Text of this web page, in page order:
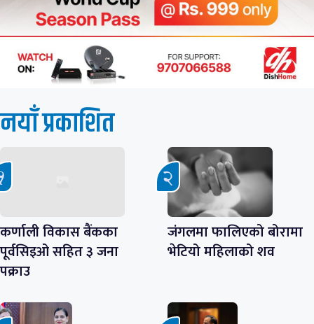
नयाँ प्रकाशित
कर्णाली विकास बैंकका
पूर्वसिइओ सहित ३ जना
पक्राउ
जंगलमा फालिएको बोरामा
भेटियो महिलाको शव